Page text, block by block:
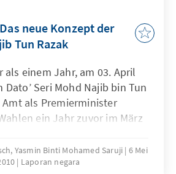
neue Konzept der
Tun Razak
als einem Jahr, am 03. April
Dato’ Seri Mohd Najib bin Tun
Amt als Premierminister
ein Jahr zuvor im März
der Mandate im
und der
Yasmin Binti Mohamed Saruji 6 Mei
Laporan negara